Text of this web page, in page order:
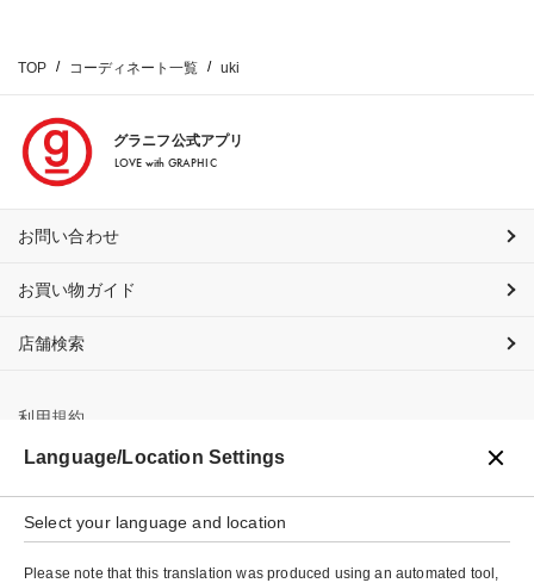
TOP コーディネート一覧 uki
グラニフ公式アプリ
LOVE with GRAPHIC
お問い合わせ
お買い物ガイド
店舗検索
利用規約
プライバシーポリシー
特定商取引法に基づく表示
会社概要
Language/Location Settings
Select your language and location
Please note that this translation was produced using an automated tool,